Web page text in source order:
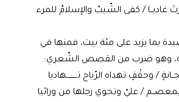
غاديــا / كفى الشّيبُ والإسلامُ للمرء
بما يزيد على مئة بيت، فمنها في
وهو ضرب من القصص الشّعري:
/ وحقْفٍ تهداه الرّياح تـــــــــهاديا
/ عليّ وتحوي رجلها من ورائيا